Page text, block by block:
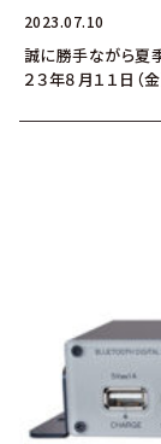
2023.07.10
誠に勝手ながら夏
２３年８月１１日（